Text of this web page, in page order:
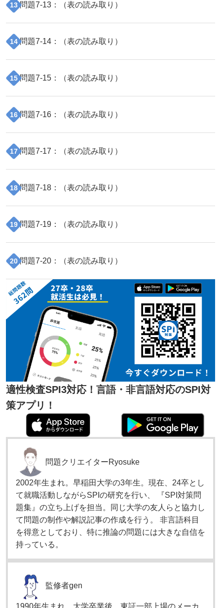
13 問題7-13 ：（表の読み取り ）
14 問題7-14 ：（表の読み取り ）
15 問題7-15 ：（表の読み取り ）
16 問題7-16 ：（表の読み取り ）
17 問題7-17 ：（表の読み取り ）
18 問題7-18 ：（表の読み取り ）
19 問題7-19 ：（表の読み取り ）
20 問題7-20 ：（表の読み取り ）
適性検査SPI3対応！言語・非言語対応のSPI対
策アプリ！
問題クリエイターRyosuke
2002年生まれ。早稲田大学の3年生。現在、24卒とし
て就職活動しながらSPIの研究を行い、 『SPI対策問
題集』の立ち上げを担当。同じ大学の友人らと協力し
て問題の制作や解説記事の作成を行う。 非言語科目
を得意としており、特に推論の問題には大きな自信を
持っている。
監修者gen
1990年生まれ。大学卒業後、東証一部上場のメーカ